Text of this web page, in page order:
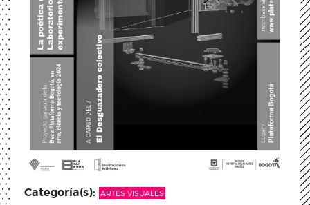
Categoría(s): ARTES VISUALES